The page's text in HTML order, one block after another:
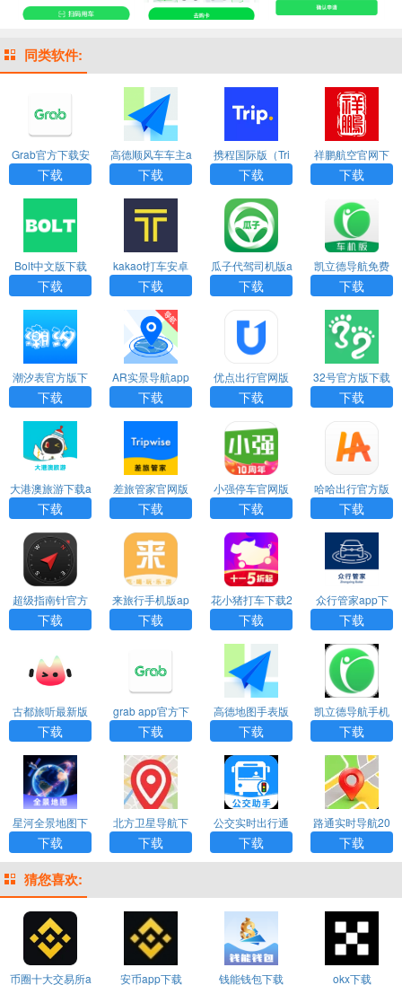
同类软件:
Grab官方下载安
卓版app
下载
高德顺风车车主a
pp官方版最新版
下载
携程国际版（Tri
p.com）app
下载
祥鹏航空官网下
载app
下载
Bolt中文版下载
下载
kakaot打车安卓
下载
下载
瓜子代驾司机版a
pp下载
下载
凯立德导航免费
车机版2024最新
版
下载
潮汐表官方版下
载
下载
AR实景导航app
免费下载
下载
优点出行官网版
下载
下载
32号官方版下载
下载
大港澳旅游下载a
pp
下载
差旅管家官网版
下载
下载
小强停车官网版
下载
下载
哈哈出行官方版
下载
下载
超级指南针官方
正版下载安装
下载
来旅行手机版ap
p
下载
花小猪打车下载2
024安卓最新版
下载
众行管家app下
载官网版
下载
古都旅听最新版
下载
grab app官方下
载安卓版
下载
高德地图手表版
下载官方
下载
凯立德导航手机
版下载最新版本
安装
下载
星河全景地图下
载安装手机版
下载
北方卫星导航下
载安装官网手机
版
下载
公交实时出行通
官方正版
下载
路通实时导航20
26最新安卓版
下载
猜您喜欢:
币圈十大交易所a 安币app下载 钱能钱包下载 okx下载